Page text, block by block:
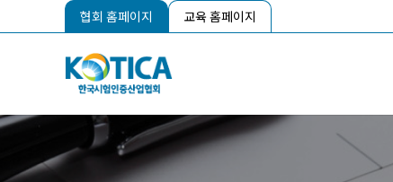
협회 홈페이지 교육 홈페이지